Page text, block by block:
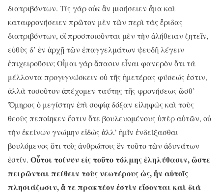
διατριβόντων. Τίς γὰρ οὐκ ἂν μισήσειεν ἅμα καὶ
καταφρονήσειεν πρῶτον μὲν τῶν περὶ τὰς ἔριδας
διατριβόντων, οἳ προσποιοῦνται μὲν τὴν ἀλήθειαν ζητεῖν,
εὐθὺς δ’ ἐν ἀρχῇ τῶν ἐπαγγελμάτων ψευδῆ λέγειν
ἐπιχειροῦσιν; Οἶμαι γὰρ ἅπασιν εἶναι φανερὸν ὅτι τὰ
μέλλοντα προγιγνώσκειν οὐ τῆς ἡμετέρας φύσεώς ἐστιν,
ἀλλὰ τοσοῦτον ἀπέχομεν ταύτης τῆς φρονήσεως ὥσθ’
Ὅμηρος ὁ μεγίστην ἐπὶ σοφίᾳ δόξαν εἰληφὼς καὶ τοὺς
θεοὺς πεποίηκεν ἔστιν ὅτε βουλευομένους ὑπὲρ αὐτῶν, οὐ
τὴν ἐκείνων γνώμην εἰδὼς ἀλλ’ ἡμῖν ἐνδείξασθαι
βουλόμενος ὅτι τοῖς ἀνθρώποις ἓν τοῦτο τῶν ἀδυνάτων
ἐστίν. Οὗτοι τοίνυν εἰς τοῦτο τόλμης ἐληλύθασιν, ὥστε
πειρῶνται πείθειν τοὺς νεωτέρους ὡς, ἢν αὐτοῖς
πλησιάζωσιν, ἅ τε πρακτέον ἐστὶν εἴσονται καὶ διὰ